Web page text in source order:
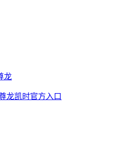
龙
龙凯时官方入口